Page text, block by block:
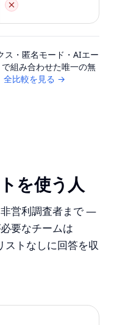
ス・匿名モード・AIエー
組み合わせた唯一の無
全比較を見る →
を使う人
営利調査者まで —
要なチームは
トなしに回答を収